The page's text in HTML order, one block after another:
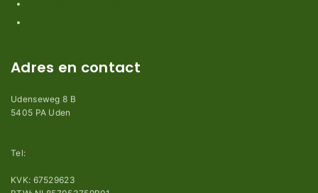
Adres en contact
Udenseweg 8 B
5405 PA Uden
Tel:
KVK: 67529623